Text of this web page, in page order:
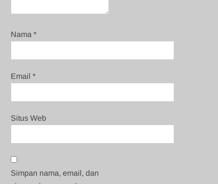
Nama*
Email*
Situs Web
Simpan nama, email, dan